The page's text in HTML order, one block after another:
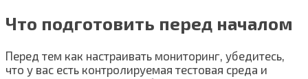
Что подготовить перед началом
Перед тем как настраивать мониторинг, убедитесь,
что у вас есть контролируемая тестовая среда и